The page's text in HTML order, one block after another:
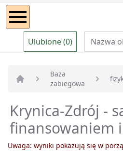
Ulubione (0)
Strona główna
Baza
zabiegowa
Krynica-Zdrój -
finansowaniem
Uwaga: wyniki pokazują się w